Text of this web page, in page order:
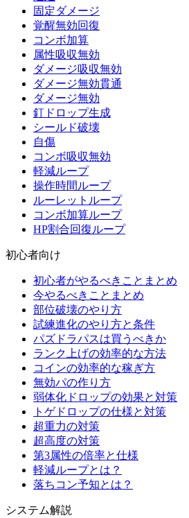
固定ダメージ
覚醒無効回復
コンボ加算
属性吸収無効
ダメージ吸収無効
ダメージ無効貫通
ダメージ無効
釘ドロップ生成
シールド破壊
自傷
コンボ吸収無効
軽減ループ
操作時間ループ
ルーレットループ
コンボ加算ループ
HP割合回復ループ
初心者向け
初心者がやるべきことまとめ
今やるべきことまとめ
部位破壊のやり方
試練進化のやり方と条件
パズドラパスは買うべきか
ランク上げの効率的な方法
コインの効率的な稼ぎ方
無効パの作り方
弱体化ドロップの効果と対策
トゲドロップの仕様と対策
超重力の対策
超高度の対策
第3属性の倍率と仕様
軽減ループとは？
落ちコン予知とは？
システム解説